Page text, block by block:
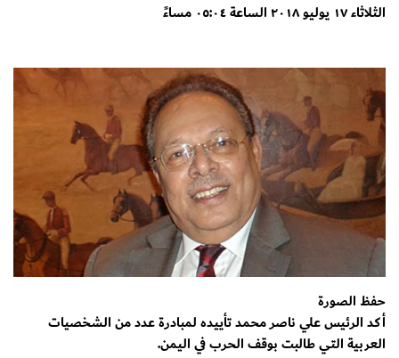
الثلاثاء ١٧ يوليو ٢٠١٨ الساعة ٠٥:٠٤ مساءً
حفظ الصورة
أكد الرئيس علي ناصر محمد تأييده لمبادرة عدد من الشخصيات
العربية التي طالبت بوقف الحرب في اليمن.